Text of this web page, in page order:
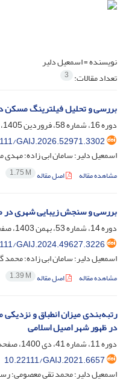
نویسنده =اسمعیل دلیر
تعداد مقالات: 3
بررسی و تحلیل فیلترینگ مسکن
دوره 16، شماره 58، فروردین 1405، صفحه
GAIJ.2026.52971.3302
اسمعیل دلیر؛ سامان ابی زاده؛
مشاهده مقاله اصل مقاله 1.75 M
بررسی و سنجش زیبایی شهری در
دوره 14، شماره 53، بهمن 1403، صفحه
GAIJ.2024.49627.3226
اسمعیل دلیر؛ سامان ابی زاده؛
مشاهده مقاله اصل مقاله 1.39 M
رتبه‌بندی میزان انطباق و
در ظهور شهر اصیل اسلامی
دوره 11، شماره 41، دی 1400، صفحه
10.22111/GAIJ.2021.6657
اسمعیل دلیر؛ محمد تقی معصومی؛